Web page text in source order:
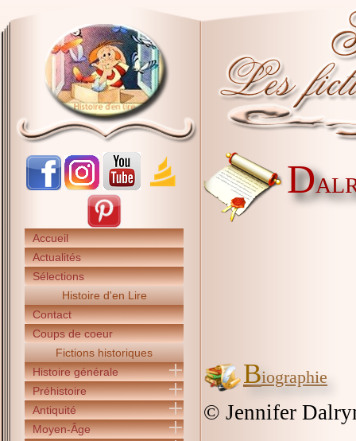
Accueil
Actualités
Sélections
Histoire d'en Lire
Contact
Coups de coeur
Fictions historiques
Histoire générale
Préhistoire
Antiquité
Moyen-Âge
D
Biographie
© Jennifer